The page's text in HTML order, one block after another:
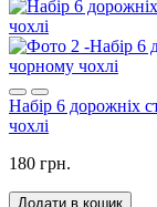
Набір 6 дорожніх
чохлі
180 грн.
Додати в кошик